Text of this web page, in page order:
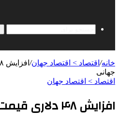
خانه/ اقتصاد > اقتصاد جهان/
جهانی
اقتصاد > اقتصاد جهان
افزایش ۴۸ دلاری قیمت طلا در بازار جهانی